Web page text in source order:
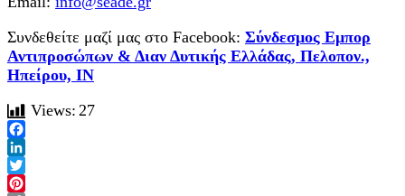
Συνδεθείτε μαζί μας στο Facebook: Σύνδεσμος Εμπορ
Αντιπροσώπων & Διαν Δυτικής Ελλάδας, Πελοπον.,
Ηπείρου, ΙΝ
Views: 27
Facebook
LinkedIn
Twitter